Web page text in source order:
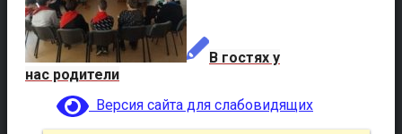
В гостях у
нас родители
Версия сайта для слабовидящих